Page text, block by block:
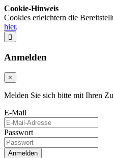
Cookie-Hinweis
Cookies erleichtern die
hier.
Anmelden
×
Melden Sie sich bitte mit Ihren
E-Mail
Passwort
Anmelden